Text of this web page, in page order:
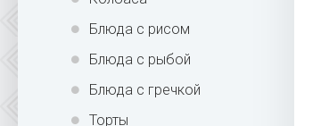
Блюда с рисом
Блюда с рыбой
Блюда с гречкой
Торты